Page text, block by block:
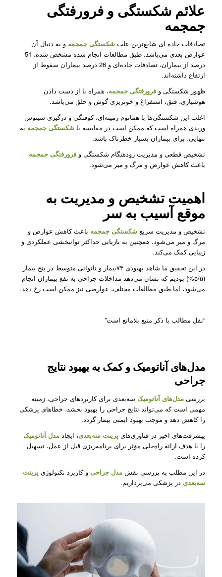
علائم شکستگی و فرورفتگی
جمجمه
تصادفات جاده ای شایع‌ترین علت شکستگی جمجمه و به دنبال آن
عوارض بعدی می‌باشد. طبق مطالعات انجام شده مشخص شده، 51
درصد از بیماران، تصادفات جاده‌ای و 26 درصد بیماران سقوط از
ارتفاع داشته‌اند.
ظهور شکستگی و فرورفتگی جمجمه، همراه با از دست دادن
هوشیاری، فتق، استفراغ و خونریزی گوش و حلق می‌باشد.
اغلب این شکستگی‌ها با هماتوم زمینه‌ای، کوفتگی و درگیری سینوس
وریدی همراه است که ممکن است در مقایسه با شکستگی جمجمه به
تنهایی، برای بیماران بسیار خطرناک باشد.
تشخیص قطعی و مدیریت زودهنگام شکستگی و فرورفتگی جمجمه
باعث کاهش عوارض و مرگ و میر می‌شود.
اهمیت تشخیص و مدیریت به
موقع آسیب به سر
تشخیص و مدیریت سریع شکستگی جمجمه باعث کاهش عوارض و
مرگ و میر می‌شود، همچنین به بازیابی حداکثر توانبخشی عملکردی و
زیبایی کمک می‌کند.
در این تحقیق ما شاهد بهبودی ۷۳بیمار و ناتوانی متوسط در پنج بیمار
(۵/۵%) بودیم که نشان می‌دهد مداخلات جراحی به نفع بیماران انجام
می‌شود، اما طبق مطالعات مختلف، عوارضی نیز ممکن است رخ دهد.
“نقل مطالب با ذکر منبع بلامانع است”
مدل‌های آناتومیک و کمک به بهبود نتایج
جراحی
بررسی مدل‌های آناتومیکسه‌بعدی برای کاربردهای جراحی، زمینه
مهمی است که می‌تواند نتایج جراحی را بهبود بخشد، خطاهای پزشکی
را کاهش دهد و موجب بهبود ایمنی بیمار گردد.
پیشرفت‌های اخیر در فناوری‌های پرینت سه‌بعدی، ایجاد مدل آناتومیک
را با هدف ارائه راه‌حلی مؤثر برای برنامه‌ریزی قبل از عمل، تسهیل
کرده است.
در این مطلب به بررسی نقش مدل‌ جراحیو کاربرد تکنولوژی پرینت
سه‌بعدی در پزشکی می‌پردازیم.